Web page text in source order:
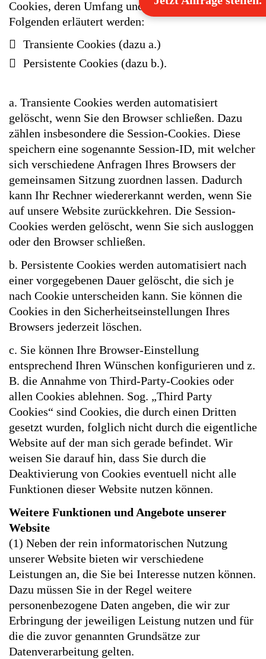
Cookies, deren Umfang und Funktionsweise im
Folgenden erläutert werden:
Transiente Cookies (dazu a.)
Persistente Cookies (dazu b.).
a. Transiente Cookies werden automatisiert
gelöscht, wenn Sie den Browser schließen. Dazu
zählen insbesondere die Session-Cookies. Diese
speichern eine sogenannte Session-ID, mit welcher
sich verschiedene Anfragen Ihres Browsers der
gemeinsamen Sitzung zuordnen lassen. Dadurch
kann Ihr Rechner wiedererkannt werden, wenn Sie
auf unsere Website zurückkehren. Die Session-
Cookies werden gelöscht, wenn Sie sich ausloggen
oder den Browser schließen.
b. Persistente Cookies werden automatisiert nach
einer vorgegebenen Dauer gelöscht, die sich je
nach Cookie unterscheiden kann. Sie können die
Cookies in den Sicherheitseinstellungen Ihres
Browsers jederzeit löschen.
c. Sie können Ihre Browser-Einstellung
entsprechend Ihren Wünschen konfigurieren und z.
B. die Annahme von Third-Party-Cookies oder
allen Cookies ablehnen. Sog. „Third Party
Cookies“ sind Cookies, die durch einen Dritten
gesetzt wurden, folglich nicht durch die eigentliche
Website auf der man sich gerade befindet. Wir
weisen Sie darauf hin, dass Sie durch die
Deaktivierung von Cookies eventuell nicht alle
Funktionen dieser Website nutzen können.
Weitere Funktionen und Angebote unserer
Website
(1) Neben der rein informatorischen Nutzung
unserer Website bieten wir verschiedene
Leistungen an, die Sie bei Interesse nutzen können.
Dazu müssen Sie in der Regel weitere
personenbezogene Daten angeben, die wir zur
Erbringung der jeweiligen Leistung nutzen und für
die die zuvor genannten Grundsätze zur
Datenverarbeitung gelten.